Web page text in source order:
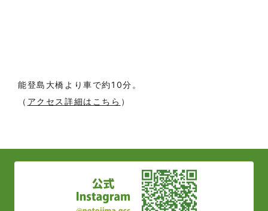
能登島大橋より車で約10分。
（ アクセス詳細はこちら ）